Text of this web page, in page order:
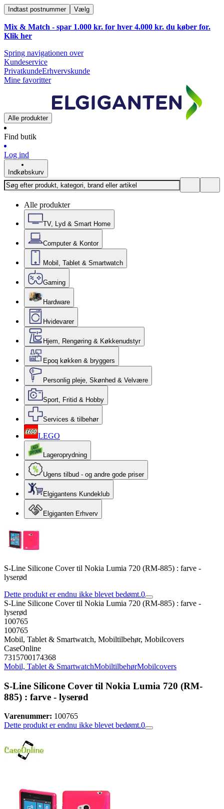
Indtast postnummer Vælg
Mix & Match - spar 1.000 kr. for hver 4.000 kr. du køber for.
Klik her
Spring navigationen over
Kundeservice
PrivatkundeErhvervskunde
Mine favoritter
Alle produkter
Find butik
Log ind
Indkøbskurv
Alle produkter
TV, Lyd & Smart Home
Computer & Kontor
Mobil, Tablet & Smartwatch
Gaming
Hardware
Hvidevarer
Hjem, Rengøring & Køkkenudstyr
Epoq køkken & bryggers
Personlig pleje, Skønhed & Velvære
Sport, Fritid & Hobby
Services & tilbehør
LEGO
Lageroprydning
Ugens tilbud - og andre gode priser
Elgigantens Kundeklub
Elgiganten Erhverv
S-Line Silicone Cover til Nokia Lumia 720 (RM-885) : farve -
lyserød
Dette produkt er endnu ikke blevet bedømt.0
S-Line Silicone Cover til Nokia Lumia 720 (RM-885) : farve -
lyserød
100765
100765
Mobil, Tablet & Smartwatch, Mobiltilbehør, Mobilcovers
CaseOnline
7315700174368
Mobil, Tablet & SmartwatchMobiltilbehørMobilcovers
S-Line Silicone Cover til Nokia Lumia 720 (RM-
885) : farve - lyserød
Varenummer: 100765
Dette produkt er endnu ikke blevet bedømt.0